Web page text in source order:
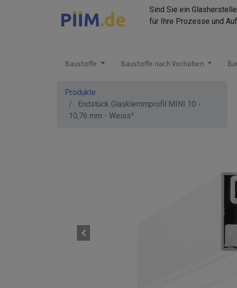
Sind Sie ein
für Ihre Prozesse und
Baustoffe
Baustoffe nach Vorhaben
Produkte
Endstück Glasklemmprofil MINI 10 -
10,76 mm - Weiss^